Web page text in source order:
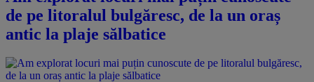
de pe litoralul bulgăresc, de la un oraș
antic la plaje sălbatice